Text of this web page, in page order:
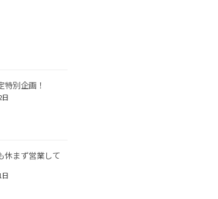
特別企画！
休まず営業して